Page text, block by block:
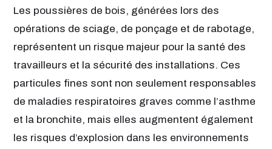
Les poussières de bois, générées lors des
opérations de sciage, de ponçage et de rabotage,
représentent un risque majeur pour la santé des
travailleurs et la sécurité des installations. Ces
particules fines sont non seulement responsables
de maladies respiratoires graves comme l’asthme
et la bronchite, mais elles augmentent également
les risques d’explosion dans les environnements